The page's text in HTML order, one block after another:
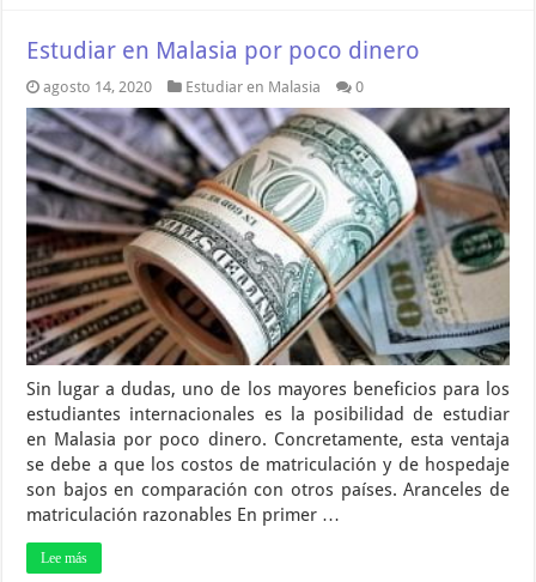
Estudiar en Malasia por poco dinero
agosto 14, 2020 Estudiar en Malasia 0
Sin lugar a dudas, uno de los mayores beneficios para los
estudiantes internacionales es la posibilidad de estudiar
en Malasia por poco dinero. Concretamente, esta ventaja
se debe a que los costos de matriculación y de hospedaje
son bajos en comparación con otros países. Aranceles de
matriculación razonables En primer …
Lee más